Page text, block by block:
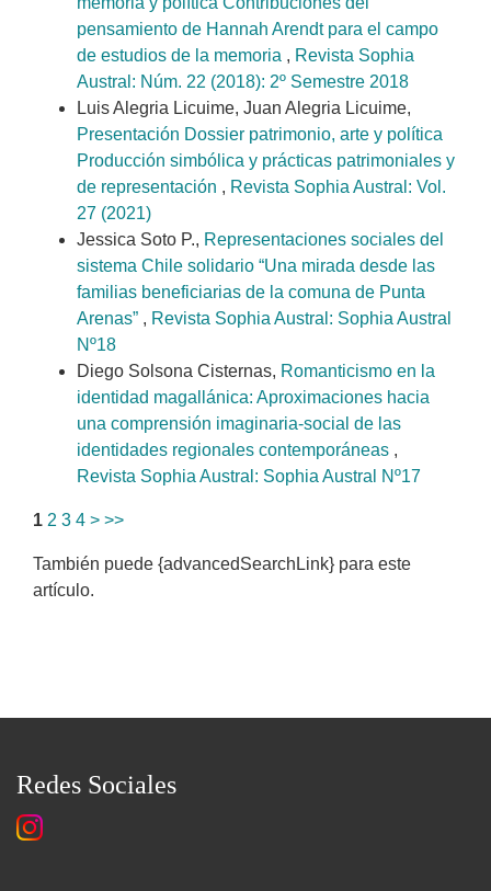
pensamiento de Hannah Arendt para el campo
de estudios de la memoria , Revista Sophia
Austral: Núm. 22 (2018): 2º Semestre 2018
Luis Alegria Licuime, Juan Alegria Licuime,
Presentación Dossier patrimonio, arte y política
Producción simbólica y prácticas patrimoniales y
de representación , Revista Sophia Austral: Vol.
27 (2021)
Jessica Soto P., Representaciones sociales del
sistema Chile solidario “Una mirada desde las
familias beneficiarias de la comuna de Punta
Arenas” , Revista Sophia Austral: Sophia Austral
Nº18
Diego Solsona Cisternas, Romanticismo en la
identidad magallánica: Aproximaciones hacia
una comprensión imaginaria-social de las
identidades regionales contemporáneas ,
Revista Sophia Austral: Sophia Austral Nº17
1 2 3 4 > >>
También puede {advancedSearchLink} para este
artículo.
Redes Sociales